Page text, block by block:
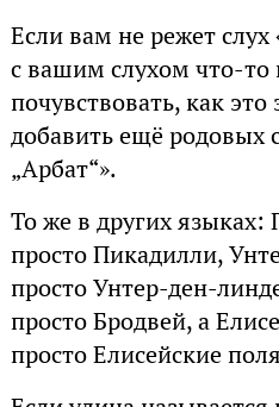
Если вам не режет слух
с вашим слухом что-то
почувствовать, как
добавить ещё родовых
„Арбат“».
То же в других
просто Пикадилли,
просто Унтер-ден-
просто Бродвей, а
просто Елисейские